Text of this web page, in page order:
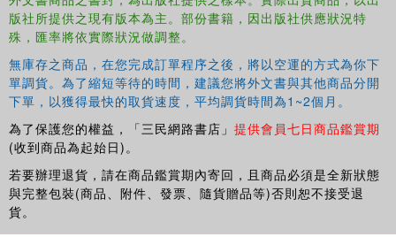
版社所提供之現有版本為主。部份書籍，因出版社供應狀況特
殊，匯率將依實際狀況做調整。
無庫存之商品，在您完成訂單程序之後，將以空運的方式為你下
單調貨。為了縮短等待的時間，建議您將外文書與其他商品分開
下單，以獲得最快的取貨速度，平均調貨時間為1~2個月。
為了保護您的權益，「三民網路書店」 提供會員七日商品鑑賞期
(收到商品為起始日)。
若要辦理退貨，請在商品鑑賞期內寄回，且商品必須是全新狀態
與完整包裝(商品、附件、發票、隨貨贈品等)否則恕不接受退
貨。